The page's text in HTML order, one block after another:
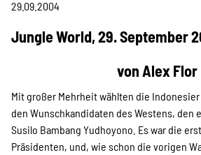
Projekte
29.09.2004
Jungle World, 29. September
von Alex Flor
Mit großer Mehrheit wählten die
den Wunschkandidaten des Westens, den
Susilo Bambang Yudhoyono. Es war die
Präsidenten, und, wie schon die vorigen